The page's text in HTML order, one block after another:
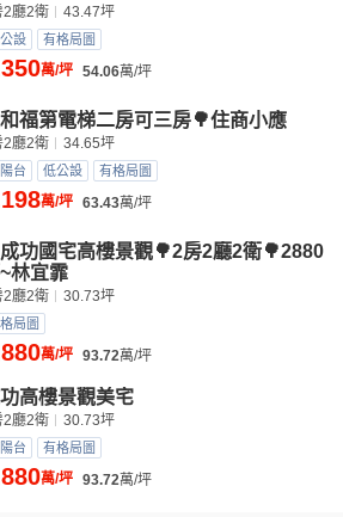
2廳2衛 43.47坪
設 有格局圖
萬/坪 54.06萬/坪
福第電梯二房可三房🌳住商小應
2廳2衛 34.65坪
台 低公設 有格局圖
萬/坪 63.43萬/坪
成功國宅高樓景觀🌳2房2廳2衛🌳2880
林宜霏
2廳2衛 30.73坪
局圖
萬/坪 93.72萬/坪
高樓景觀美宅
2廳2衛 30.73坪
台 有格局圖
萬/坪 93.72萬/坪